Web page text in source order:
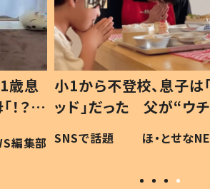
歳息
？」
編集部
小1から不登校、息子は
ッド」だった 父が“ウ
作り続ける理由とは #
#令和の子
SNSで話題 ほ・とせな